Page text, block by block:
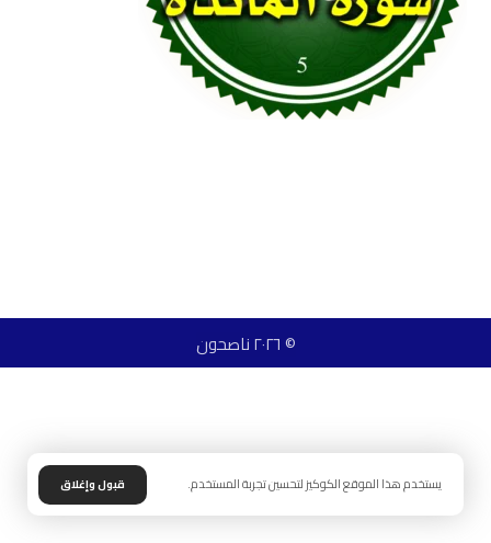
© ٢٠٢٦ ناصحون
يستخدم هذا الموقع الكوكيز لتحسين تجربة المستخدم. قبول وإغلاق